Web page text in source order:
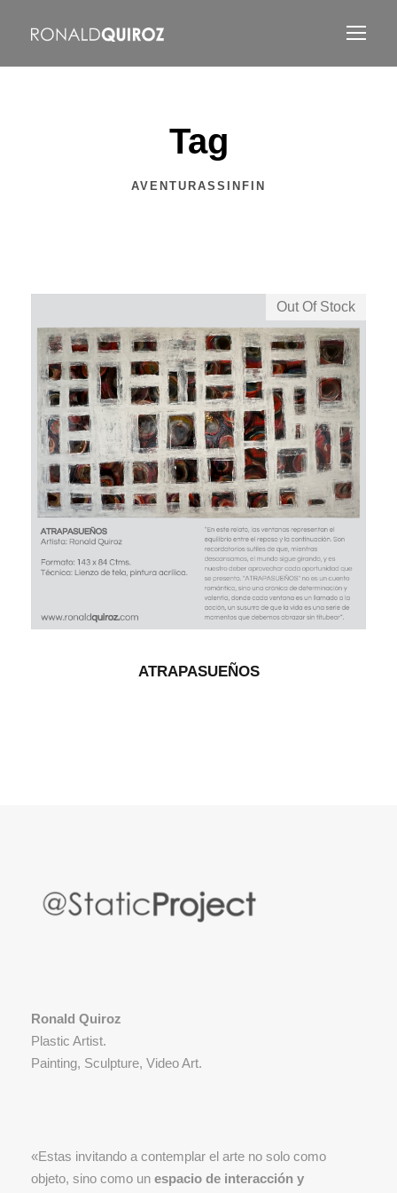
Tag
AVENTURASSINFIN
Out Of Stock
ATRAPASUEÑOS
Ronald Quiroz
Plastic Artist.
Painting, Sculpture, Video Art.
«Estas invitando a contemplar el arte no solo como
objeto, sino como un espacio de interacción y